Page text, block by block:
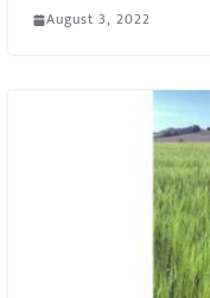
August 3, 2022